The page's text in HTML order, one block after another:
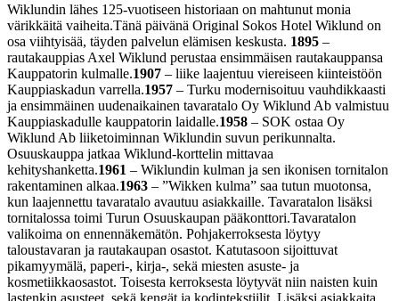
Wiklundin lähes 125-vuotiseen historiaan on mahtunut monia
värikkäitä vaiheita.Tänä päivänä Original Sokos Hotel Wiklund on
osa viihtyisää, täyden palvelun elämisen keskusta. 1895 –
rautakauppias Axel Wiklund perustaa ensimmäisen rautakauppansa
Kauppatorin kulmalle.1907 – liike laajentuu viereiseen kiinteistöön
Kauppiaskadun varrella.1957 – Turku modernisoituu vauhdikkaasti
ja ensimmäinen uudenaikainen tavaratalo Oy Wiklund Ab valmistuu
Kauppiaskadulle kauppatorin laidalle.1958 – SOK ostaa Oy
Wiklund Ab liiketoiminnan Wiklundin suvun perikunnalta.
Osuuskauppa jatkaa Wiklund-korttelin mittavaa
kehityshanketta.1961 – Wiklundin kulman ja sen ikonisen tornitalon
rakentaminen alkaa.1963 – ”Wikken kulma” saa tutun muotonsa,
kun laajennettu tavaratalo avautuu asiakkaille. Tavaratalon lisäksi
tornitalossa toimi Turun Osuuskaupan pääkonttori.Tavaratalon
valikoima on ennennäkemätön. Pohjakerroksesta löytyy
taloustavaran ja rautakaupan osastot. Katutasoon sijoittuvat
pikamyymälä, paperi-, kirja-, sekä miesten asuste- ja
kosmetiikkaosastot. Toisesta kerroksesta löytyvät niin naisten kuin
lastenkin asusteet, sekä kengät ja kodintekstiilit. Lisäksi asiakkaita